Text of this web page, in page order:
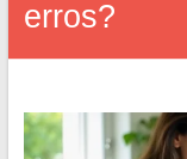
erros?